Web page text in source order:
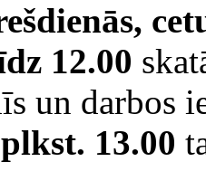
12.00
un darbos
13.00